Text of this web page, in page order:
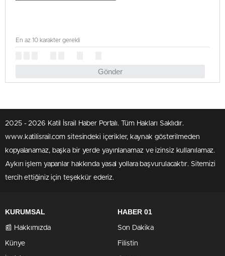
Gönder
En az 10 karakter gerekli
2025 - 2026 Katil İsrail Haber Portalı. Tüm Hakları Saklıdır.
www.katilisrail.com sitesindeki içerikler, kaynak gösterilmeden
kopyalanamaz, başka bir yerde yayınlanamaz ve izinsiz kullanılamaz.
Aykırı işlem yapanlar hakkında yasal yollara başvurulacaktır. Sitemizi
tercih ettiğiniz için teşekkür ederiz.
KURUMSAL
📰 Hakkımızda
Künye
HABER 01
Son Dakika
Filistin